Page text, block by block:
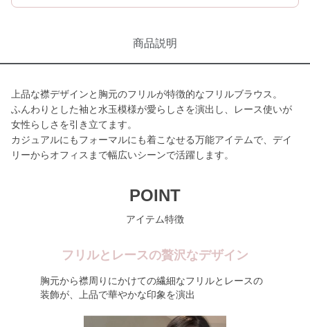
商品説明
上品な襟デザインと胸元のフリルが特徴的なフリルブラウス。
ふんわりとした袖と水玉模様が愛らしさを演出し、レース使いが
女性らしさを引き立てます。
カジュアルにもフォーマルにも着こなせる万能アイテムで、デイ
リーからオフィスまで幅広いシーンで活躍します。
POINT
アイテム特徴
フリルとレースの贅沢なデザイン
胸元から襟周りにかけての繊細なフリルとレースの
装飾が、上品で華やかな印象を演出